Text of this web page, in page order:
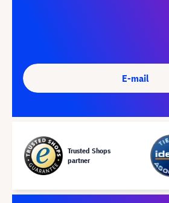
E-mail
Trusted Shops
partner